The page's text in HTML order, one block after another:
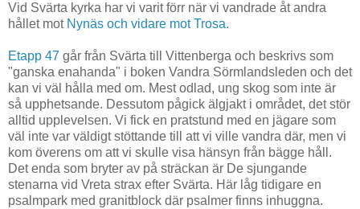
Vid Svärta kyrka har vi varit förr när vi vandrade åt andra
hållet mot Nynäs och vidare mot Trosa.
Etapp 47 går från Svärta till Vittenberga och beskrivs som
"ganska enahanda" i boken Vandra Sörmlandsleden och det
kan vi väl hålla med om. Mest odlad, ung skog som inte är
så upphetsande. Dessutom pågick älgjakt i området, det stör
alltid upplevelsen. Vi fick en pratstund med en jägare som
väl inte var väldigt stöttande till att vi ville vandra där, men vi
kom överens om att vi skulle visa hänsyn från bägge håll.
Det enda som bryter av på sträckan är De sjungande
stenarna vid Vreta strax efter Svärta. Här låg tidigare en
psalmpark med granitblock där psalmer finns inhuggna.